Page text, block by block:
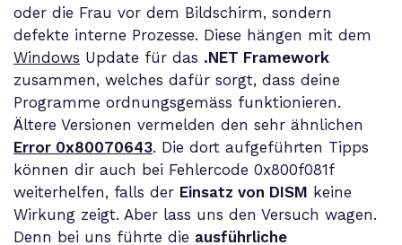
oder die Frau vor dem Bildschirm, sondern
defekte interne Prozesse. Diese hängen mit dem
Windows Update für das .NET Framework
zusammen, welches dafür sorgt, dass deine
Programme ordnungsgemäss funktionieren.
Ältere Versionen vermelden den sehr ähnlichen
Error 0x80070643. Die dort aufgeführten Tipps
können dir auch bei Fehlercode 0x800f081f
weiterhelfen, falls der Einsatz von DISM keine
Wirkung zeigt. Aber lass uns den Versuch wagen.
Denn bei uns führte die ausführliche